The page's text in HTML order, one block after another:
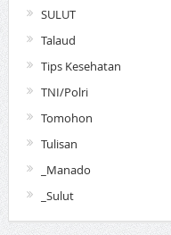
SULUT
Talaud
Tips Kesehatan
TNI/Polri
Tomohon
Tulisan
_Manado
_Sulut